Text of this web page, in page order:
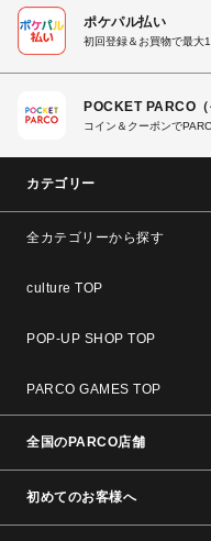
ポケパル払い
初回登録＆お買物で最大
POCKET PARCO（
コイン＆クーポンで
カテゴリー
全カテゴリーから探す
culture TOP
POP-UP SHOP TOP
PARCO GAMES TOP
全国のPARCO店舗
初めてのお客様へ